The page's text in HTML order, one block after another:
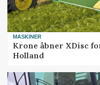
MASKINER
Krone åbner XDisc
Holland